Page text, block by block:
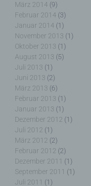
März 2014 (9)
Februar 2014 (3)
Januar 2014 (1)
November 2013 (1)
Oktober 2013 (1)
August 2013 (5)
Juli 2013 (1)
Juni 2013 (2)
März 2013 (6)
Februar 2013 (1)
Januar 2013 (1)
Dezember 2012 (1)
Juli 2012 (1)
März 2012 (2)
Februar 2012 (2)
Dezember 2011 (1)
September 2011 (1)
Juli 2011 (1)
Einwilligung ist
freiwillig für den
Weise und
einer sonstigen
Handlung, mit
verstehen gibt,
sie betreffenden
einverstanden ist.
Name und
Verantwortlichen
Verantwortlicher